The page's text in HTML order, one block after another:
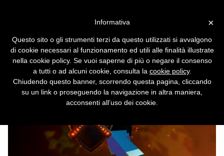
infette per Windows e Linux
×
Informativa
Questo sito o gli strumenti terzi da questo utilizzati si avvalgono
di cookie necessari al funzionamento ed utili alle finalità illustrate
nella cookie policy. Se vuoi saperne di più o negare il consenso
a tutti o ad alcuni cookie, consulta la cookie policy.
Chiudendo questo banner, scorrendo questa pagina, cliccando
su un link o proseguendo la navigazione in altra maniera,
acconsenti all’uso dei cookie.